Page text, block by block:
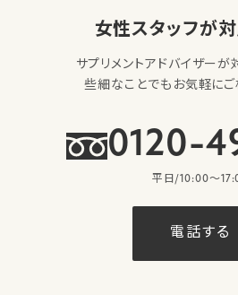
女性スタッフが
サプリメントアドバイザーが
些細なことでもお気軽にご
0120-
平日/10:00〜
電話する